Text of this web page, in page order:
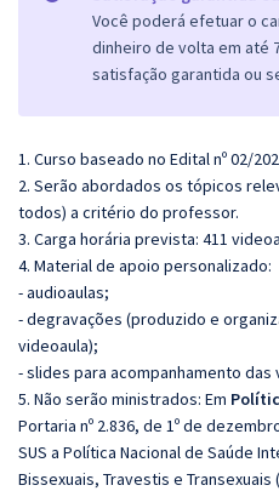
Você poderá efetuar o
dinheiro de volta em até
satisfação garantida ou
1. Curso baseado no Edital nº 02/
2. Serão abordados os tópicos
todos) a critério do professor.
3. Carga horária prevista: 411
4. Material de apoio personalizado:
- audioaulas;
- degravações (produzido e
videoaula);
- slides para acompanhamento das
5. Não serão ministrados: Em
Portaria nº 2.836, de 1º de
SUS a Política Nacional de Saúde
Bissexuais, Travestis e Transexuais